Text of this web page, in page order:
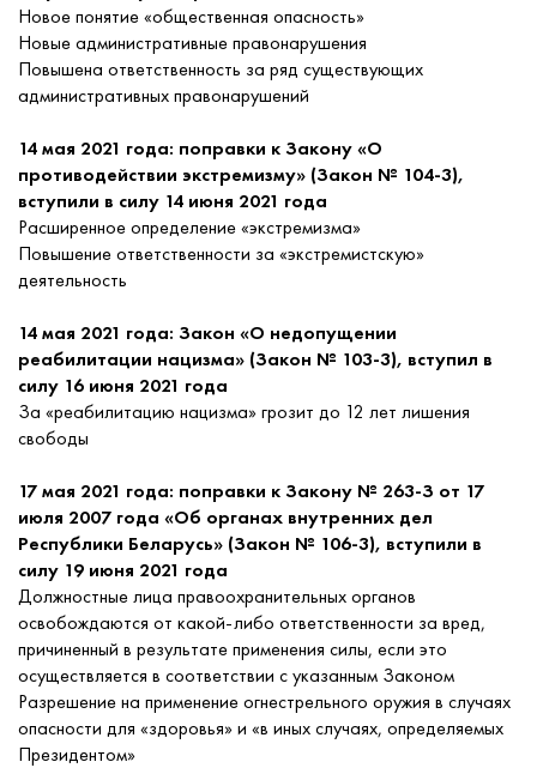
Новое понятие «общественная опасность»
Новые административные правонарушения
Повышена ответственность за ряд существующих
административных правонарушений
14 мая 2021 года: поправки к Закону «О
противодействии экстремизму» (Закон № 104-3),
вступили в силу 14 июня 2021 года
Расширенное определение «экстремизма»
Повышение ответственности за «экстремистскую»
деятельность
14 мая 2021 года: Закон «О недопущении
реабилитации нацизма» (Закон № 103-3), вступил в
силу 16 июня 2021 года
За «реабилитацию нацизма» грозит до 12 лет лишения
свободы
17 мая 2021 года: поправки к Закону № 263-З от 17
июля 2007 года «Об органах внутренних дел
Республики Беларусь» (Закон № 106-3), вступили в
силу 19 июня 2021 года
Должностные лица правоохранительных органов
освобождаются от какой-либо ответственности за вред,
причиненный в результате применения силы, если это
осуществляется в соответствии с указанным Законом
Разрешение на применение огнестрельного оружия в случаях
опасности для «здоровья» и «в иных случаях, определяемых
Президентом»